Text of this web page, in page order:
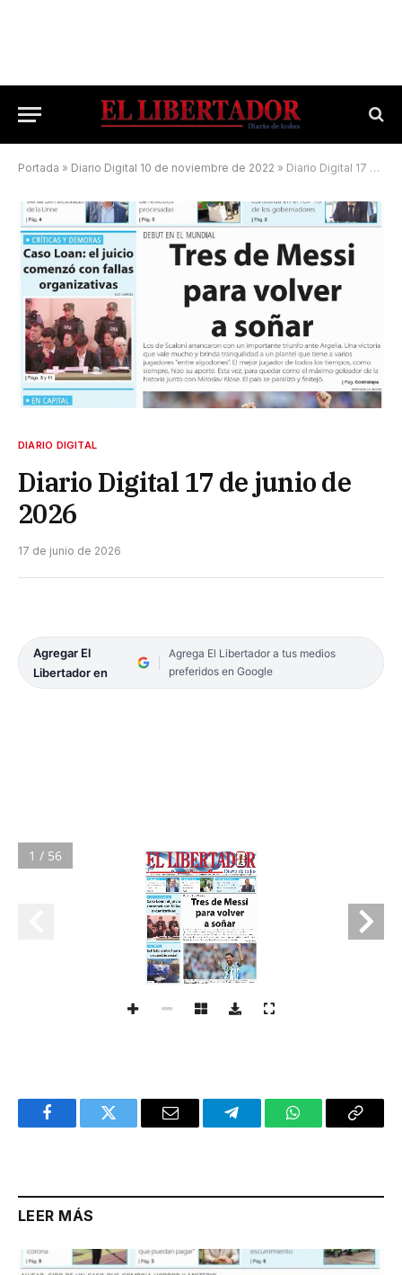
Portada » Diario Digital 10 de noviembre de 2022 » Diario Digital 17 de junio de 2026
DIARIO DIGITAL
Diario Digital 17 de junio de
2026
17 de junio de 2026
Agregar El
Libertador en
Agrega El Libertador a tus medios
preferidos en Google
1 / 56
FacebookTwitter Email TelegramWhatsAppCopy
LEER MÁS